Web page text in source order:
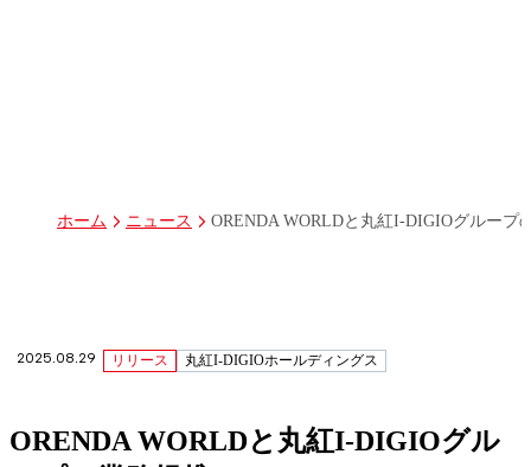
ホーム ニュース ORENDA WORLDと丸紅I-DIGIOグループ
2025.08.29 リリース 丸紅I-DIGIOホールディングス
ORENDA WORLDと丸紅I-DIGIOグル